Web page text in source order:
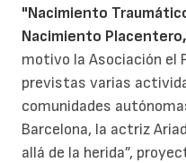
"Nacimiento
Nacimiento
motivo la Asociación el
previstas varias
comunidades
Barcelona, la actriz
allá de la herida”,